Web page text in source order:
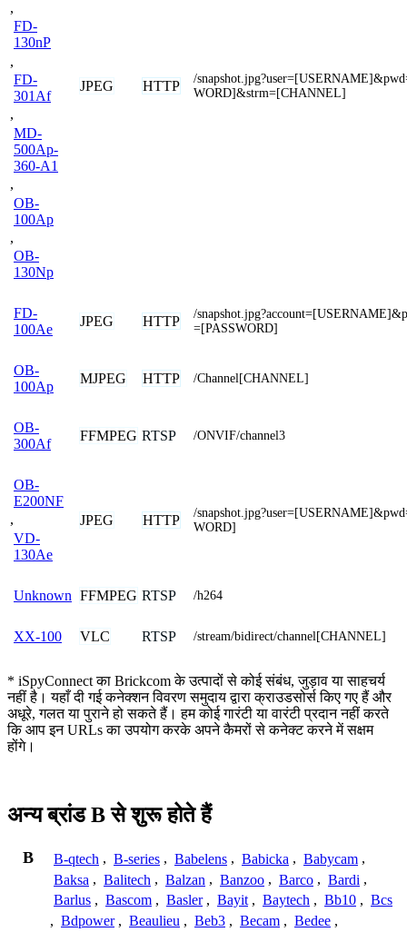
,
FD-
130nP
,
FD-
301Af
,
MD-
500Ap-
360-A1
,
OB-
100Ap
,
OB-
130Np
JPEG HTTP
/
WORD]&strm=[CHANNEL]
FD-
100Ae
JPEG HTTP
/
=[PASSWORD]
OB-
100Ap
MJPEG HTTP /Channel[CHANNEL]
OB-
300Af
FFMPEG RTSP /ONVIF/channel3
OB-
E200NF
,
VD-
130Ae
JPEG HTTP
/
WORD]
Unknown FFMPEG RTSP /h264
XX-100 VLC RTSP /stream/bidirect/channel[CHANNEL]
* iSpyConnect का Brickcom के उत्पादों से कोई संबंध, जुड़ाव या साहचर्य
नहीं है। यहाँ दी गई कनेक्शन विवरण समुदाय द्वारा क्राउडसोर्स किए गए हैं और
अधूरे, गलत या पुराने हो सकते हैं। हम कोई गारंटी या वारंटी प्रदान नहीं करते
कि आप इन URLs का उपयोग करके अपने कैमरों से कनेक्ट करने में सक्षम
होंगे।
अन्य ब्रांड B से शुरू होते हैं
B B-qtech , B-series , Babelens , Babicka , Babycam ,
Baksa , Balitech , Balzan , Banzoo , Barco , Bardi ,
Barlus , Bascom , Basler , Bayit , Baytech , Bb10 , Bcs
, Bdpower , Beaulieu , Beb3 , Becam , Bedee ,